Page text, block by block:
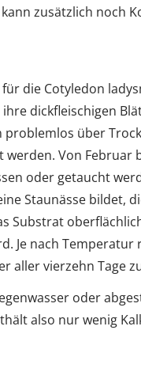
zusätzlich noch
die Cotyledon
dickfleischigen
über
Von Februar
oder getaucht
Staunässe bildet,
Substrat
Je nach
aller vierzehn Tage
oder
also nur wenig